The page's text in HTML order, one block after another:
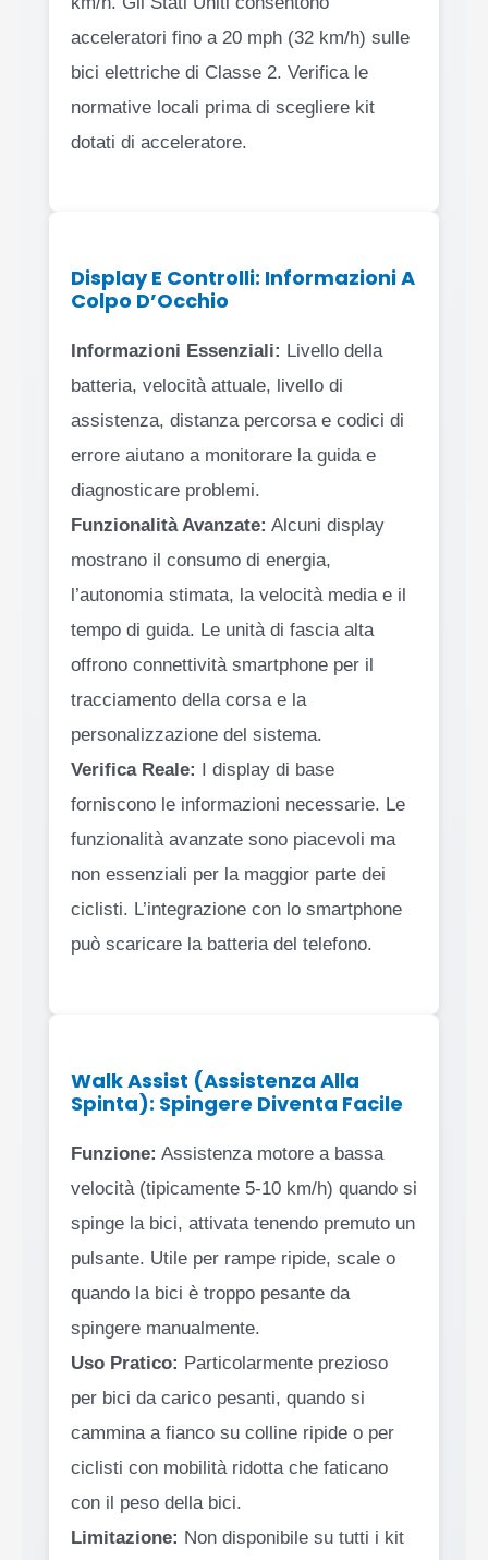
acceleratori fino a 20 mph (32 km/h) sulle
bici elettriche di Classe 2. Verifica le
normative locali prima di scegliere kit
dotati di acceleratore.
Display E Controlli: Informazioni A
Colpo D’Occhio
Informazioni Essenziali: Livello della
batteria, velocità attuale, livello di
assistenza, distanza percorsa e codici di
errore aiutano a monitorare la guida e
diagnosticare problemi.
Funzionalità Avanzate: Alcuni display
mostrano il consumo di energia,
l’autonomia stimata, la velocità media e il
tempo di guida. Le unità di fascia alta
offrono connettività smartphone per il
tracciamento della corsa e la
personalizzazione del sistema.
Verifica Reale:
I display di base
forniscono le informazioni necessarie. Le
funzionalità avanzate sono piacevoli ma
non essenziali per la maggior parte dei
ciclisti. L’integrazione con lo smartphone
può scaricare la batteria del telefono.
Walk Assist (Assistenza Alla
Spinta): Spingere Diventa Facile
Funzione: Assistenza motore a bassa
velocità (tipicamente 5-10 km/h) quando si
spinge la bici, attivata tenendo premuto un
pulsante. Utile per rampe ripide, scale o
quando la bici è troppo pesante da
spingere manualmente.
Uso Pratico: Particolarmente prezioso
per bici da carico pesanti, quando si
cammina a fianco su colline ripide o per
ciclisti con mobilità ridotta che faticano
con il peso della bici.
Limitazione: Non disponibile su tutti i kit